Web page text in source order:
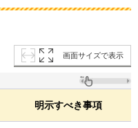
画面サイズで表示
明示すべき事項